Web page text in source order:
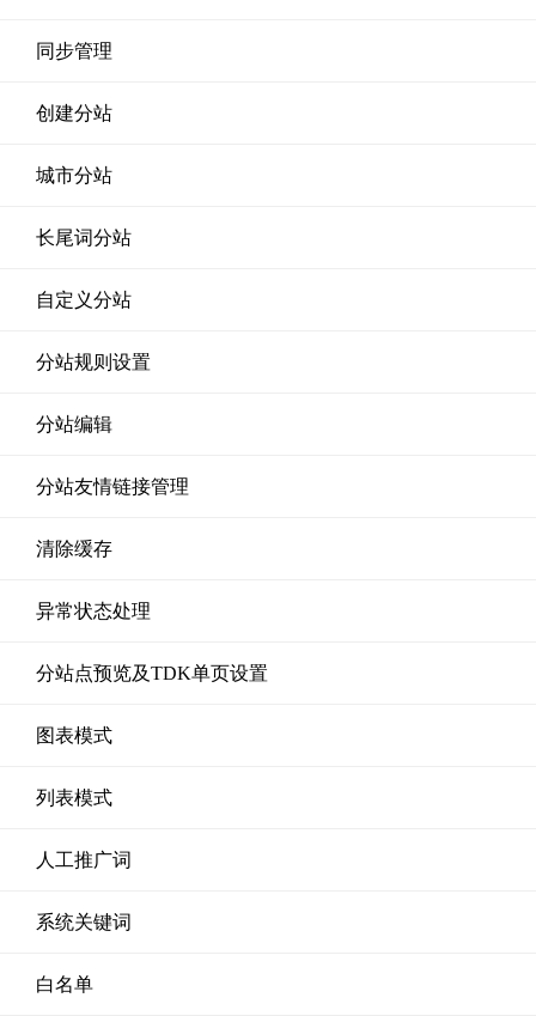
同步管理
创建分站
城市分站
长尾词分站
自定义分站
分站规则设置
分站编辑
分站友情链接管理
清除缓存
异常状态处理
分站点预览及TDK单页设置
图表模式
列表模式
人工推广词
系统关键词
白名单